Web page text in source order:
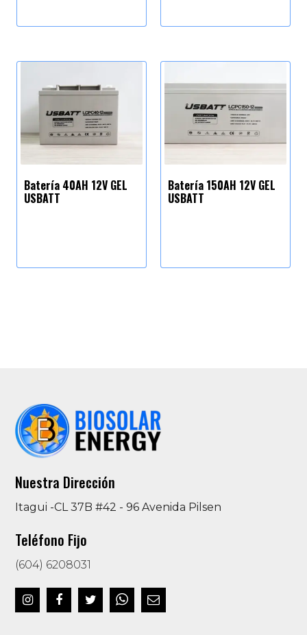
Batería 40AH 12V GEL
USBATT
Batería 150AH 12V GEL
USBATT
Nuestra Dirección
Itagui -CL 37B #42 - 96 Avenida Pilsen
Teléfono Fijo
(604) 6208031